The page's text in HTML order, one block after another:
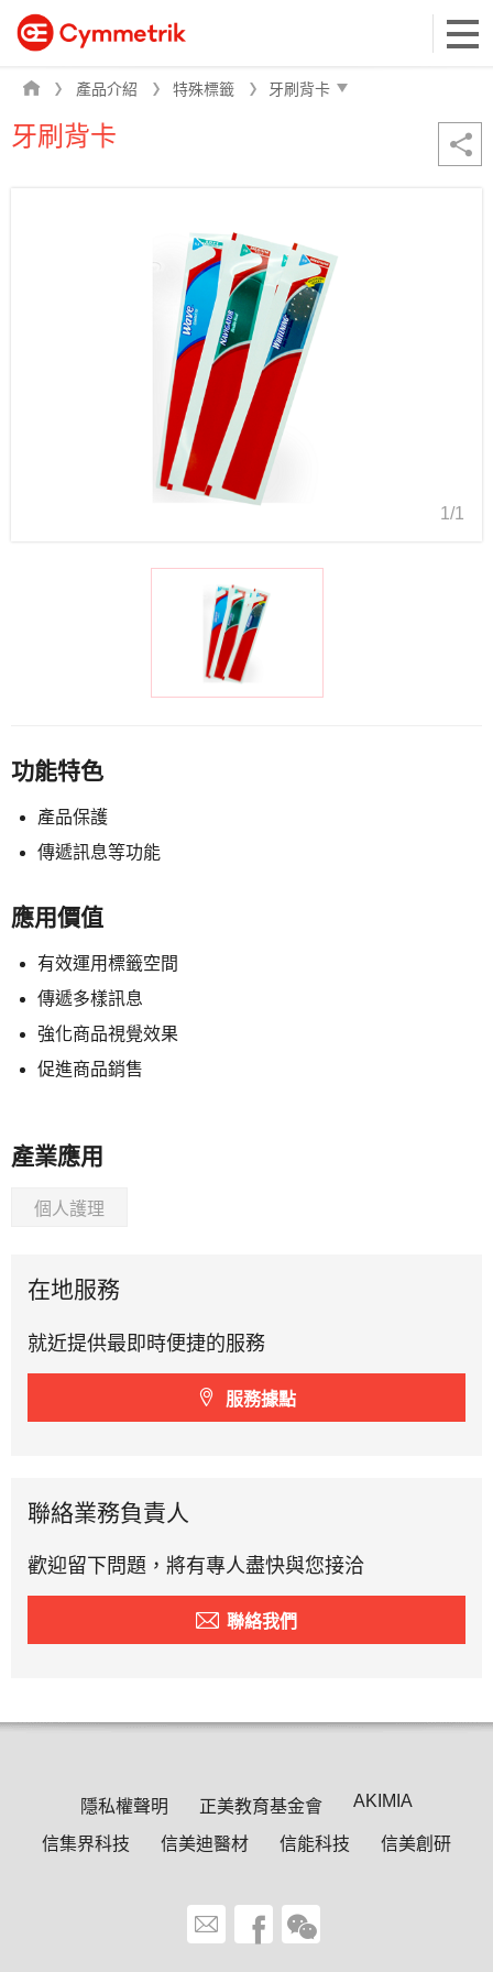
產品介紹 特殊標籤
牙刷背卡
1/1
功能特色
產品保護
傳遞訊息等功能
應用價值
有效運用標籤空間
傳遞多樣訊息
強化商品視覺效果
促進商品銷售
產業應用
個人護理
在地服務
就近提供最即時便捷的服務
服務據點
聯絡業務負責人
歡迎留下問題，將有專人盡快與您接洽
聯絡我們
隱私權聲明 正美教育基金會 AKIMIA
信集界科技 信美迪醫材 信能科技 信美創研